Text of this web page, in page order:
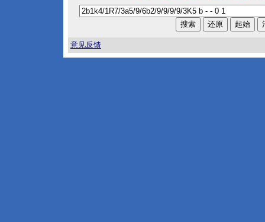
意见反馈